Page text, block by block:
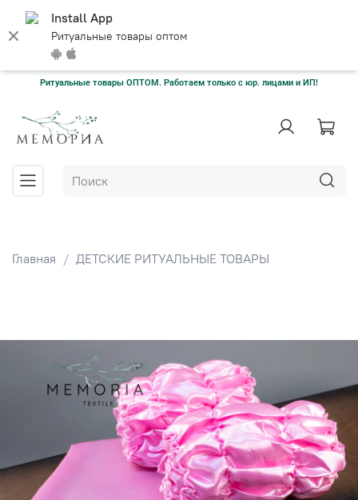
Install App
Ритуальные товары оптом
Ритуальные товары ОПТОМ. Работаем только с юр. лицами и ИП!
Главная ДЕТСКИЕ РИТУАЛЬНЫЕ ТОВАРЫ